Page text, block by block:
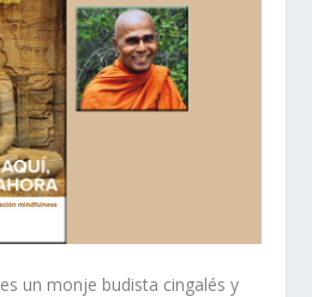
es un monje budista cingalés y